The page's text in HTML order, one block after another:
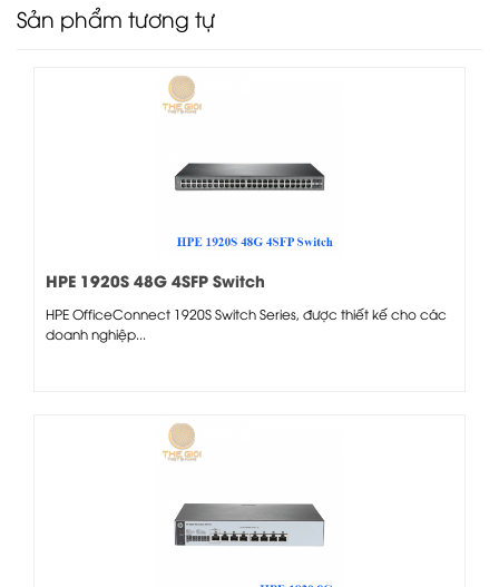
Sản phẩm tương tự
HPE 1920S 48G 4SFP Switch
HPE OfficeConnect 1920S Switch Series, được thiết kế cho các
doanh nghiệp...